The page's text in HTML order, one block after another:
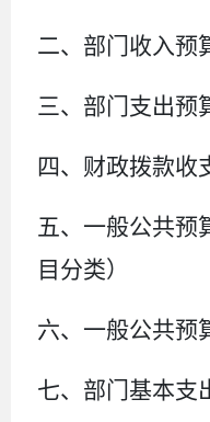
二、部门收入预
三、部门支出预
四、财政拨款收
五、一般公共预
目分类）
六、一般公共预
七、部门基本支